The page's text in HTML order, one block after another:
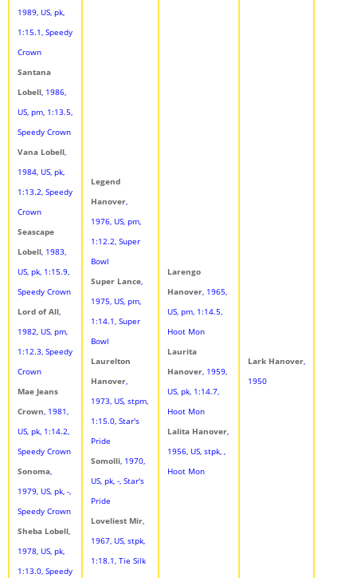
1989, US, pk,
1:15.1, Speedy
Crown
Santana
Lobell, 1986,
US, pm, 1:13.5,
Speedy Crown
Vana Lobell,
1984, US, pk,
1:13.2, Speedy
Crown
Seascape
Lobell, 1983,
US, pk, 1:15.9,
Speedy Crown
Lord of All,
1982, US, pm,
1:12.3, Speedy
Crown
Mae Jeans
Crown, 1981,
US, pk, 1:14.2,
Speedy Crown
Sonoma,
1979, US, pk, -,
Speedy Crown
Sheba Lobell,
1978, US, pk,
1:13.0, Speedy
Legend
Hanover,
1976, US, pm,
1:12.2, Super
Bowl
Super Lance,
1975, US, pm,
1:14.1, Super
Bowl
Laurelton
Hanover,
1973, US, stpm,
1:15.0, Star's
Pride
Somolli, 1970,
US, pk, -, Star's
Pride
Loveliest Mir,
1967, US, stpk,
1:18.1, Tie Silk
Larengo
Hanover, 1965,
US, pm, 1:14.5,
Hoot Mon
Laurita
Hanover, 1959,
US, pk, 1:14.7,
Hoot Mon
Lalita Hanover,
1956, US, stpk, ,
Hoot Mon
Lark Hanover,
1950